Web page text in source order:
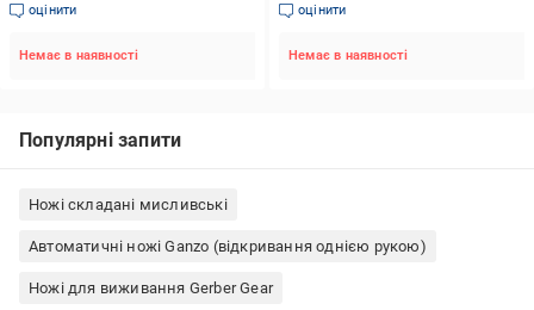
оцінити
Немає в наявності
оцінити
Немає в наявності
Популярні запити
Ножі складані мисливські
Автоматичні ножі Ganzo (відкривання однією рукою)
Ножі для виживання Gerber Gear